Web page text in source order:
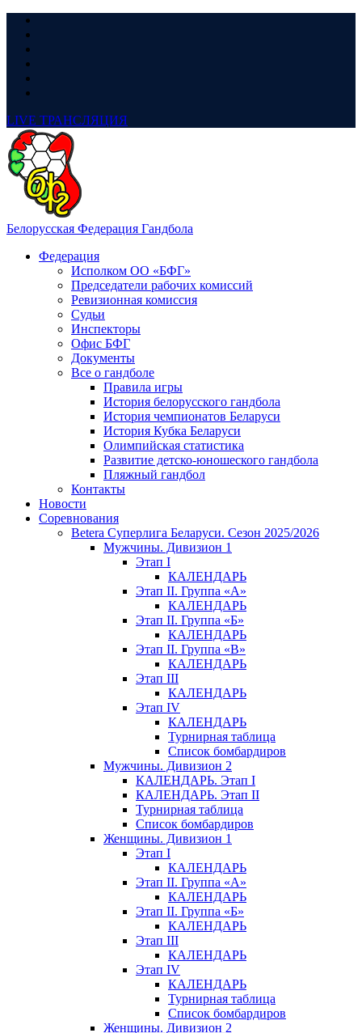
LIVE ТРАНСЛЯЦИЯ
Белорусская Федерация Гандбола
Федерация
Исполком ОО «БФГ»
Председатели рабочих комиссий
Ревизионная комиссия
Судьи
Инспекторы
Офис БФГ
Документы
Все о гандболе
Правила игры
История белорусского гандбола
История чемпионатов Беларуси
История Кубка Беларуси
Олимпийская статистика
Развитие детско-юношеского гандбола
Пляжный гандбол
Контакты
Новости
Соревнования
Betera Суперлига Беларуси. Сезон 2025/2026
Мужчины. Дивизион 1
Этап I
КАЛЕНДАРЬ
Этап II. Группа «А»
КАЛЕНДАРЬ
Этап II. Группа «Б»
КАЛЕНДАРЬ
Этап II. Группа «В»
КАЛЕНДАРЬ
Этап III
КАЛЕНДАРЬ
Этап IV
КАЛЕНДАРЬ
Турнирная таблица
Список бомбардиров
Мужчины. Дивизион 2
КАЛЕНДАРЬ. Этап I
КАЛЕНДАРЬ. Этап II
Турнирная таблица
Список бомбардиров
Женщины. Дивизион 1
Этап I
КАЛЕНДАРЬ
Этап II. Группа «А»
КАЛЕНДАРЬ
Этап II. Группа «Б»
КАЛЕНДАРЬ
Этап III
КАЛЕНДАРЬ
Этап IV
КАЛЕНДАРЬ
Турнирная таблица
Список бомбардиров
Женщины. Дивизион 2